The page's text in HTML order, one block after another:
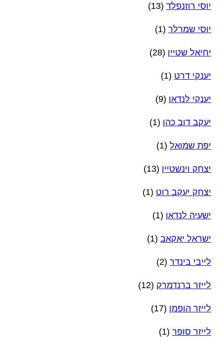
יוסי רוזנפלד (13)
יוסי שמרלר (1)
יחיאל שטיין (28)
יענקי דרט (1)
יענקי לנדאו (9)
יעקב דוב כהן (1)
יפת שמואל (1)
יצחק וינשטיין (13)
יצחק יעקב רוט (1)
ישעיה לנדאו (1)
ישראל יאקאב (1)
לייבי בינדר (2)
לייזר ברנדמרק (12)
לייזר הופמן (17)
לייזר סופר (1)